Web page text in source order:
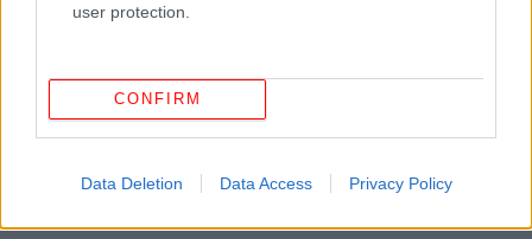
user protection.
CONFIRM
Data Deletion Data Access Privacy Policy